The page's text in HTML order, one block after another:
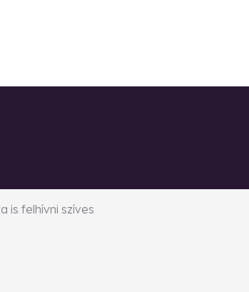
is felhívni szíves